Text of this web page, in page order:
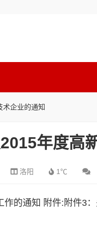
企业的通知
年度高
洛阳 1℃
作的通知 附件: 附件3